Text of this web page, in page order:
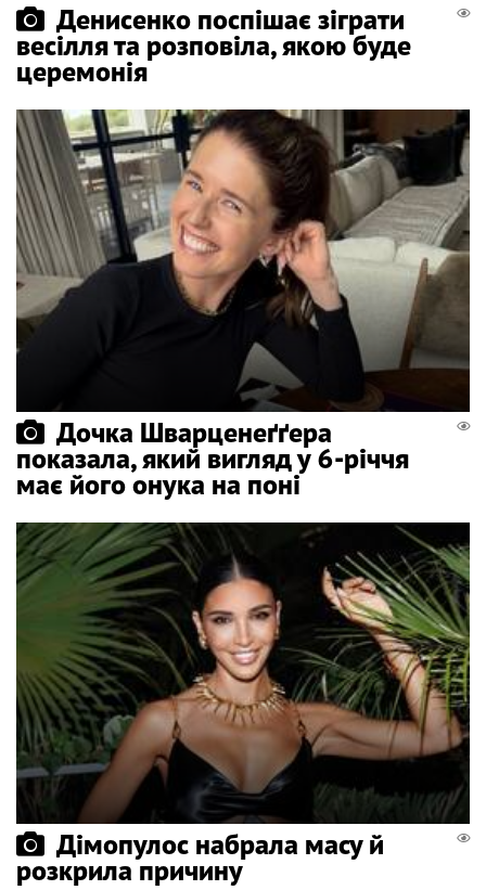
Денисенко поспішає зіграти
весілля та розповіла, якою буде
церемонія
Дочка Шварценеґґера
показала, який вигляд у 6-річчя
має його онука на поні
Дімопулос набрала масу й
розкрила причину